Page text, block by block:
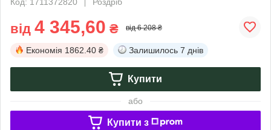
від 4 345,60 ₴ від 6 208 ₴
Економія 1862.40 ₴ Залишилось 7 днів
Купити
або
Купити з